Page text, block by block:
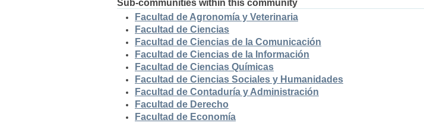
Sub-communities within this community
Facultad de Agronomía y Veterinaria
Facultad de Ciencias
Facultad de Ciencias de la Comunicación
Facultad de Ciencias de la Información
Facultad de Ciencias Químicas
Facultad de Ciencias Sociales y Humanidades
Facultad de Contaduría y Administración
Facultad de Derecho
Facultad de Economía